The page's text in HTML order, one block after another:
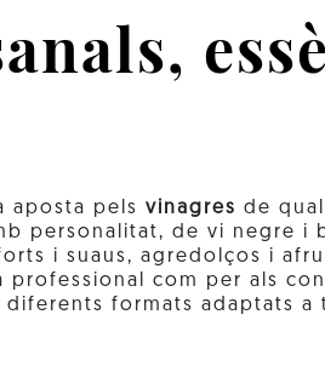
aposta pels vinagres de
personalitat, de vi negre i
i suaus, agredolços i
com per als
diferents formats adaptats a